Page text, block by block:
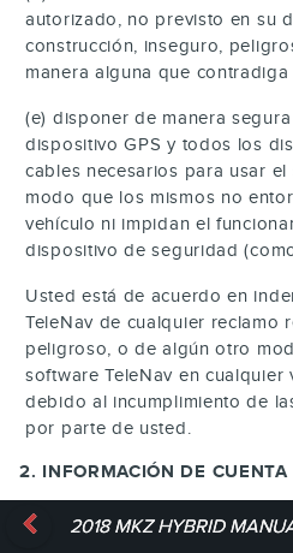
autorizado, no previsto en su
construcción, inseguro,
manera alguna que
(e) disponer de manera
dispositivo GPS y todos los
cables necesarios para usar
modo que los mismos no
vehículo ni impidan el
dispositivo de seguridad
Usted está de acuerdo en
TeleNav de cualquier reclamo
peligroso, o de algún otro
software TeleNav en cualquier
debido al incumplimiento de
por parte de usted.
2. INFORMACIÓN DE CUENTA
Usted está de acuerdo en: (a)
TeleNav con el fin de